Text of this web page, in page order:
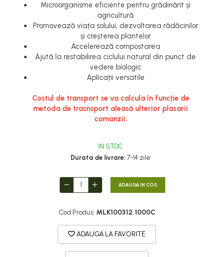
Microorganisme eficiente pentru grădinărit și
agricultură
Promovează viața solului, dezvoltarea rădăcinilor
și creșterea plantelor
Accelerează compostarea
Ajută la restabilirea ciclului natural din punct de
vedere biologic
Aplicații versatile
Costul de transport se va calcula în funcție de
metoda de trasnsport aleasă ulterior plasarii
comanzii.
IN STOC
Durata de livrare: 7-14 zile
ADAUGA IN COS
Cod Produs: MLK100312.1000C
ADAUGA LA FAVORITE